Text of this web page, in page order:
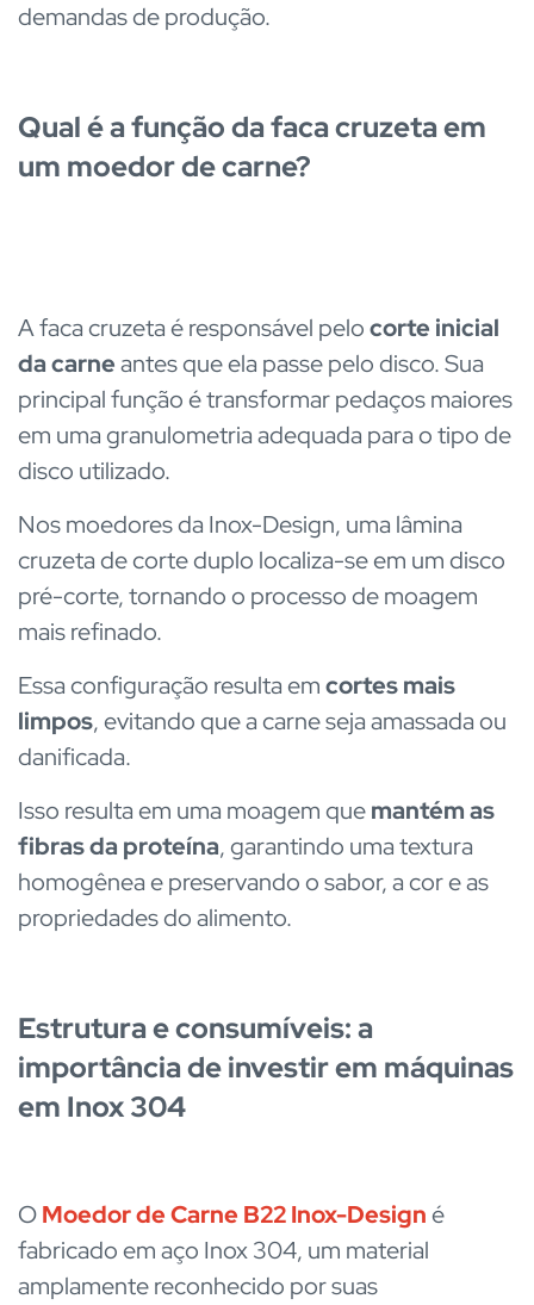
demandas de produção.
Qual é a função da faca cruzeta em
um moedor de carne?
A faca cruzeta é responsável pelocorte inicial
da carneantes que ela passe pelo disco. Sua
principal função é transformar pedaços maiores
em uma granulometria adequada para o tipo de
disco utilizado.
Nos moedores da Inox-Design, uma lâmina
cruzeta de corte duplo localiza-se em um disco
pré-corte, tornando o processo de moagem
mais refinado.
Essa configuração resulta emcortes mais
limpos, evitando que a carne seja amassada ou
danificada.
Isso resulta em uma moagem quemantém as
fibras da proteína, garantindo uma textura
homogênea e preservando o sabor, a cor e as
propriedades do alimento.
Estrutura e consumíveis: a
importância de investir em máquinas
em Inox 304
OMoedor de Carne B22 Inox-Designé
fabricado em aço Inox 304, um material
amplamente reconhecido por suas